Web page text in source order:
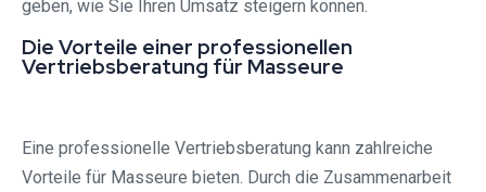
geben, wie Sie Ihren Umsatz steigern können.
Die Vorteile einer professionellen
Vertriebsberatung für Masseure
Eine professionelle Vertriebsberatung kann zahlreiche
Vorteile für Masseure bieten. Durch die Zusammenarbeit